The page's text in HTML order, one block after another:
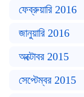
ফেব্রুয়ারি 2016
জানুয়ারি 2016
অক্টোবর 2015
সেপ্টেম্বর 2015